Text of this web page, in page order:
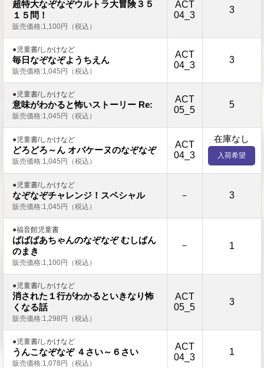
超特大なぞなぞウルトラ大冒険３５
１５問！
販売価格:1,100円（税込）
ACT
04_3
3
●児童書/しかけなど
毎日なぞなぞようちえん
販売価格:1,045円（税込）
ACT
04_3
3
●児童書/しかけなど
意味がわかると怖いストーリー Re:
販売価格:1,045円（税込）
ACT
05_5
5
●児童書/しかけなど
どろどろ～ん オバケーヌのなぞなぞ
販売価格:1,045円（税込）
ACT
04_3
在庫なし
入荷希望
●児童書/しかけなど
なぞなぞチャレンジ！スペシャル
販売価格:1,045円（税込）
－ 3
●福音館児童書
ばばばあちゃんのなぞなぞ むしぱん
のまき
販売価格:1,100円（税込）
－ 1
●児童書/しかけなど
消された１行がわかるといきなり怖
くなる話
販売価格:1,298円（税込）
ACT
05_5
3
●児童書/しかけなど
うんこなぞなぞ ４さい～６さい
販売価格:1,078円（税込）
ACT
04_3
1